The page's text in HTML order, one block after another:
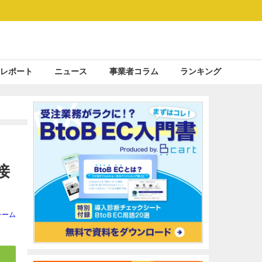
ポート ニュース 事業者コラム ランキング
ム